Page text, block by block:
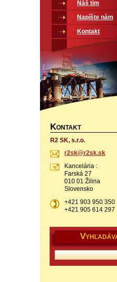
Náš tím
Napíšte nám
Kontakt
KONTAKT
R2 SK, s.r.o.
r2sk@r2s k.sk
Kancelária :
Farská 27
010 01 Žilina
Slovensko
+421 903 950 350
+421 905 614 297
V